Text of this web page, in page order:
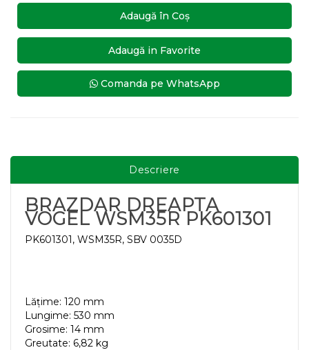
Adaugă în Coş
Adaugă in Favorite
Comanda pe WhatsApp
Descriere
BRAZDAR DREAPTA
VOGEL WSM35R PK601301
PK601301, WSM35R, SBV 0035D
Lățime: 120 mm
Lungime: 530 mm
Grosime: 14 mm
Greutate: 6,82 kg